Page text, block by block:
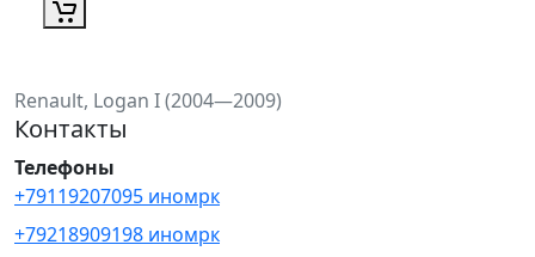
Renault, Logan I (2004—2009)
Контакты
Телефоны
+79119207095 иномрк
+79218909198 иномрк